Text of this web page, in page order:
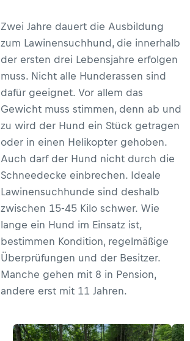
Zwei Jahre dauert die Ausbildung
zum Lawinensuchhund, die innerhalb
der ersten drei Lebensjahre erfolgen
muss. Nicht alle Hunderassen sind
dafür geeignet. Vor allem das
Gewicht muss stimmen, denn ab und
zu wird der Hund ein Stück getragen
oder in einen Helikopter gehoben.
Auch darf der Hund nicht durch die
Schneedecke einbrechen. Ideale
Lawinensuchhunde sind deshalb
zwischen 15-45 Kilo schwer. Wie
lange ein Hund im Einsatz ist,
bestimmen Kondition, regelmäßige
Überprüfungen und der Besitzer.
Manche gehen mit 8 in Pension,
andere erst mit 11 Jahren.